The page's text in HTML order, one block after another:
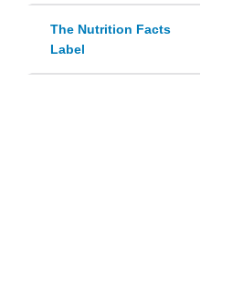
The Nutrition Facts
Label